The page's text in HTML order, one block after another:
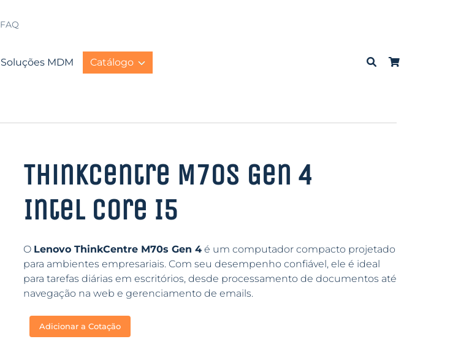
FAQ
Soluções MDM Catálogo
ThinkCentre M70s Gen 4
Intel Core I5
O Lenovo ThinkCentre M70s Gen 4é um computador compacto projetado
para ambientes empresariais. Com seu desempenho confiável, ele é ideal
para tarefas diárias em escritórios, desde processamento de documentos até
navegação na web e gerenciamento de emails.
Adicionar a Cotação